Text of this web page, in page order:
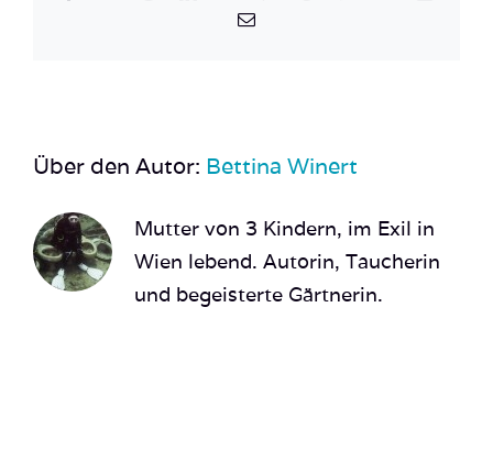
E-
Über den Autor: Bettina Winert
Mutter von 3 Kindern, im Exil in
Wien lebend. Autorin, Taucherin
und begeisterte Gärtnerin.